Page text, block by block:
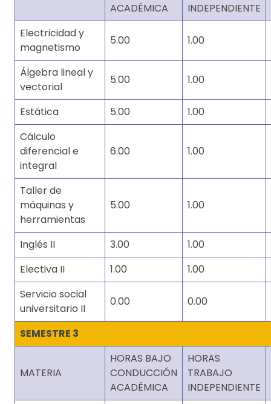
ACADÉMICA
INDEPENDIENTE
Electricidad y
magnetismo
5.00 1.00
Álgebra lineal y
vectorial
5.00 1.00
Estática 5.00
1.00
Cálculo
diferencial e
integral
6.00 1.00
Taller de
máquinas y
herramientas
5.00 1.00
Inglés II 3.00
1.00
Electiva II
1.00
1.00
Servicio social
universitario II
0.00 0.00
SEMESTRE 3
MATERIA
HORAS BAJO
CONDUCCIÓN
ACADÉMICA
HORAS
TRABAJO
INDEPENDIENTE